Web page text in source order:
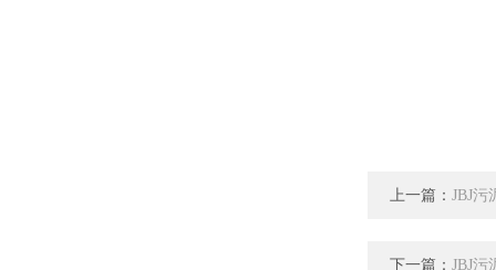
上一篇： JBJ污
下一篇： JBJ污